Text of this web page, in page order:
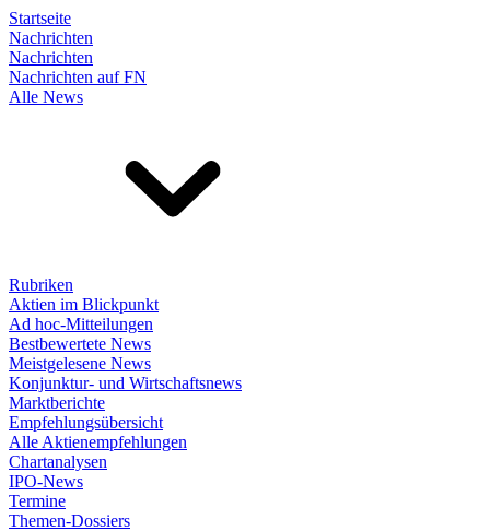
Startseite
Nachrichten
Nachrichten
Nachrichten auf FN
Alle News
Rubriken
Aktien im Blickpunkt
Ad hoc-Mitteilungen
Bestbewertete News
Meistgelesene News
Konjunktur- und Wirtschaftsnews
Marktberichte
Empfehlungsübersicht
Alle Aktienempfehlungen
Chartanalysen
IPO-News
Termine
Themen-Dossiers